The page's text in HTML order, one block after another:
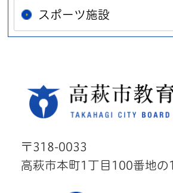
スポーツ施設
〒318-0033
高萩市本町1丁目100番地の1